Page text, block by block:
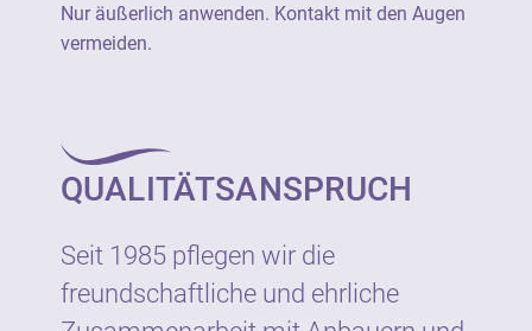
Nur äußerlich anwenden. Kontakt mit den Augen
vermeiden.
QUALITÄTSANSPRUCH
Seit 1985 pflegen wir die
freundschaftliche und ehrliche